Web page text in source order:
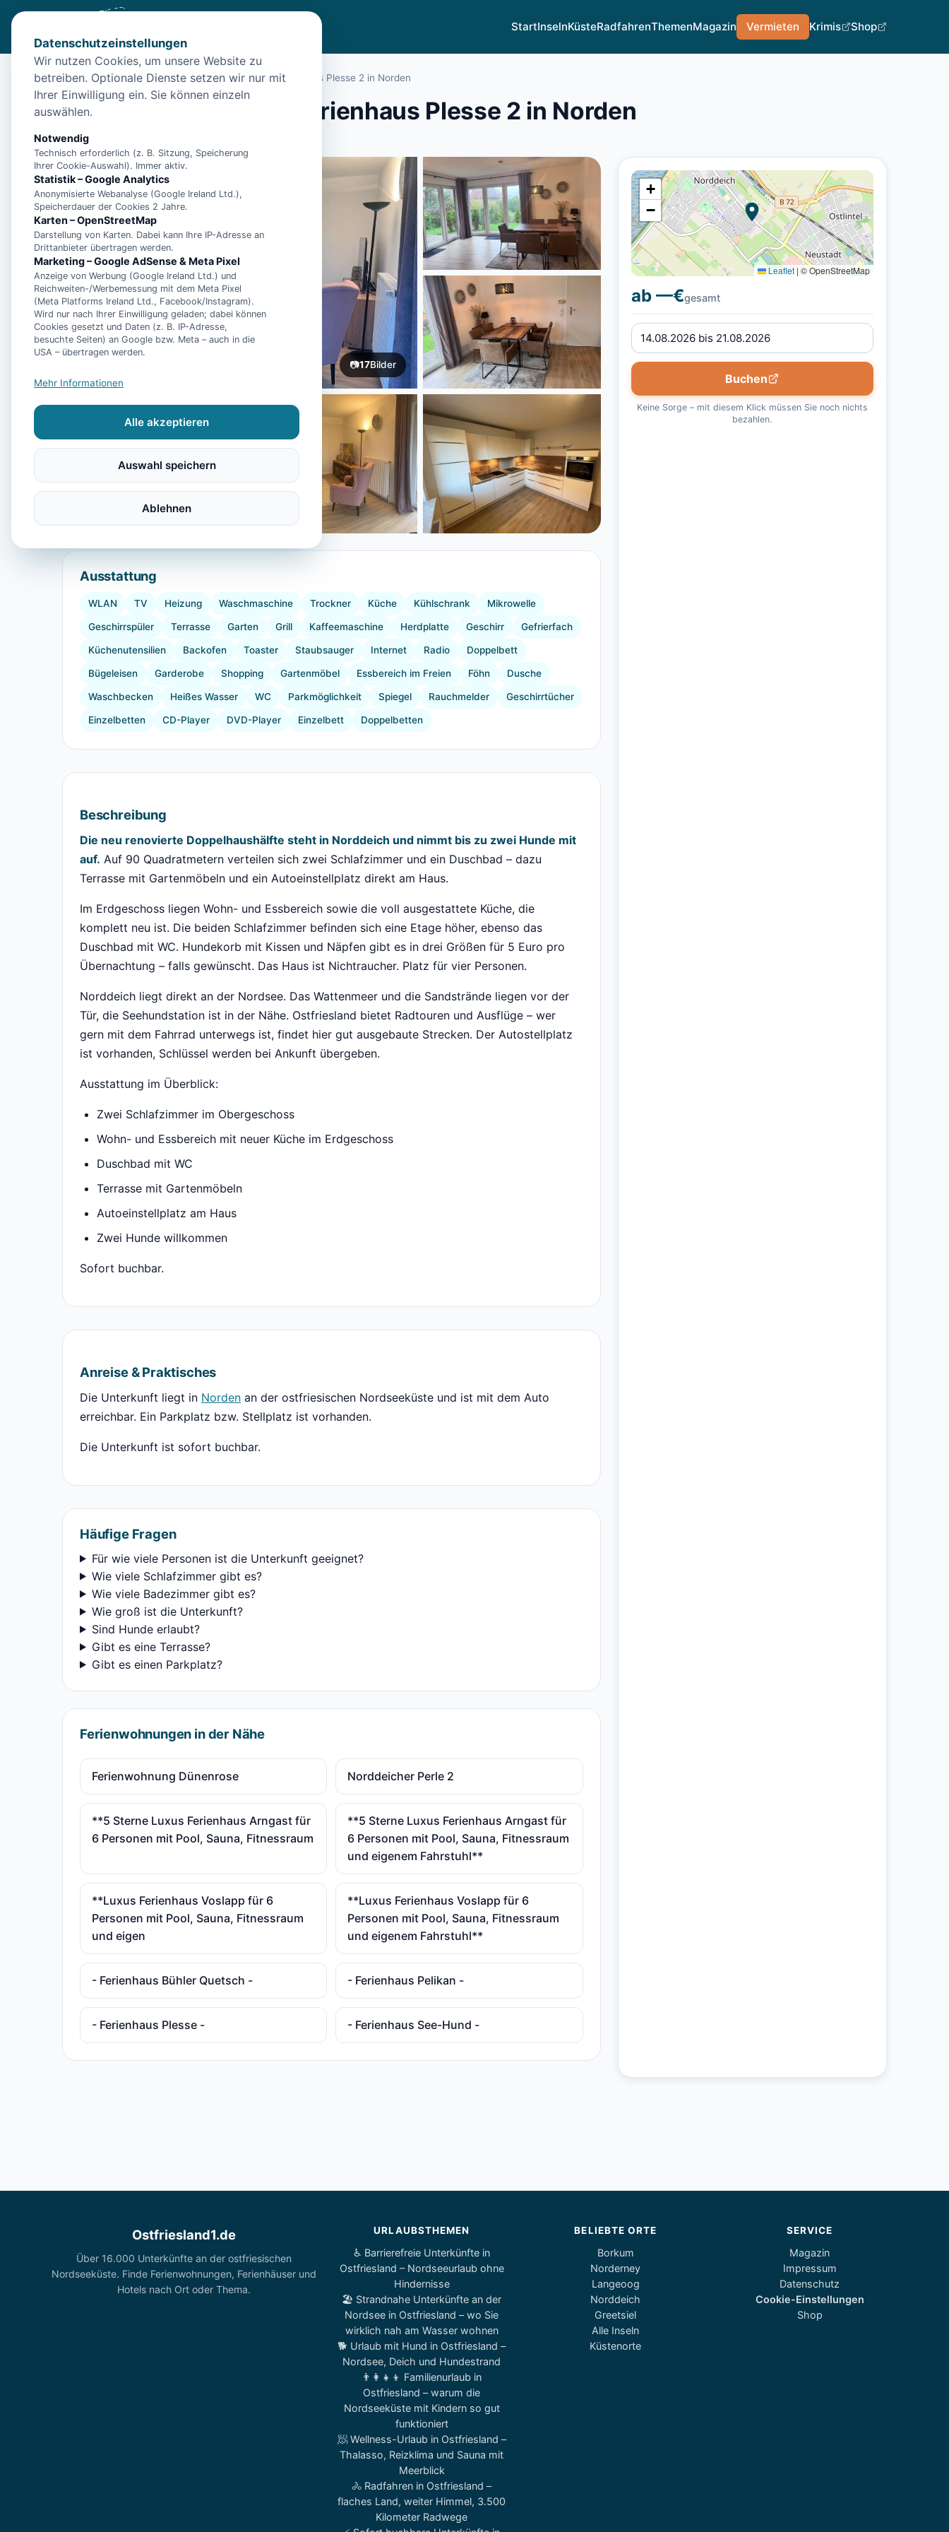
StartInselnKüsteRadfahrenThemenMagazin Vermieten Krimis Shop
Start Unterkünfte Norden/Hunde willkommen: Ferienhaus Plesse 2 in Norden
Hunde willkommen: Ferienhaus Plesse 2 in Norden
26506 Norden
📷17Bilder
Ausstattung
WLAN TV Heizung Waschmaschine Trockner Küche Kühlschrank Mikrowelle
Geschirrspüler Terrasse Garten Grill Kaffeemaschine Herdplatte Geschirr Gefrierfach
Küchenutensilien Backofen Toaster Staubsauger Internet Radio Doppelbett
Bügeleisen Garderobe Shopping Gartenmöbel Essbereich im Freien Föhn Dusche
Waschbecken Heißes Wasser WC Parkmöglichkeit Spiegel Rauchmelder Geschirrtücher
Einzelbetten CD-Player DVD-Player Einzelbett Doppelbetten
Beschreibung
Die neu renovierte Doppelhaushälfte steht in Norddeich und nimmt bis zu zwei Hunde mit
auf. Auf 90 Quadratmetern verteilen sich zwei Schlafzimmer und ein Duschbad – dazu
Terrasse mit Gartenmöbeln und ein Autoeinstellplatz direkt am Haus.
Im Erdgeschoss liegen Wohn- und Essbereich sowie die voll ausgestattete Küche, die
komplett neu ist. Die beiden Schlafzimmer befinden sich eine Etage höher, ebenso das
Duschbad mit WC. Hundekorb mit Kissen und Näpfen gibt es in drei Größen für 5 Euro pro
Übernachtung – falls gewünscht. Das Haus ist Nichtraucher. Platz für vier Personen.
Norddeich liegt direkt an der Nordsee. Das Wattenmeer und die Sandstrände liegen vor der
Tür, die Seehundstation ist in der Nähe. Ostfriesland bietet Radtouren und Ausflüge – wer
gern mit dem Fahrrad unterwegs ist, findet hier gut ausgebaute Strecken. Der Autostellplatz
ist vorhanden, Schlüssel werden bei Ankunft übergeben.
Ausstattung im Überblick:
Zwei Schlafzimmer im Obergeschoss
Wohn- und Essbereich mit neuer Küche im Erdgeschoss
Duschbad mit WC
Terrasse mit Gartenmöbeln
Autoeinstellplatz am Haus
Zwei Hunde willkommen
Sofort buchbar.
Anreise & Praktisches
Die Unterkunft liegt in Norden an der ostfriesischen Nordseeküste und ist mit dem Auto
erreichbar. Ein Parkplatz bzw. Stellplatz ist vorhanden.
Die Unterkunft ist sofort buchbar.
Häufige Fragen
Für wie viele Personen ist die Unterkunft geeignet?
Wie viele Schlafzimmer gibt es?
Wie viele Badezimmer gibt es?
Wie groß ist die Unterkunft?
Sind Hunde erlaubt?
Gibt es eine Terrasse?
Gibt es einen Parkplatz?
Ferienwohnungen in der Nähe
Ferienwohnung Dünenrose Norddeicher Perle 2
**5 Sterne Luxus Ferienhaus Arngast für
6 Personen mit Pool, Sauna, Fitnessraum
**5 Sterne Luxus Ferienhaus Arngast für
6 Personen mit Pool, Sauna, Fitnessraum
und eigenem Fahrstuhl**
**Luxus Ferienhaus Voslapp für 6
Personen mit Pool, Sauna, Fitnessraum
und eigen
**Luxus Ferienhaus Voslapp für 6
Personen mit Pool, Sauna, Fitnessraum
und eigenem Fahrstuhl**
- Ferienhaus Bühler Quetsch - - Ferienhaus Pelikan -
- Ferienhaus Plesse - - Ferienhaus See-Hund -
+
−
Leaflet | © OpenStreetMap
ab —€gesamt
Buchen
Keine Sorge – mit diesem Klick müssen Sie noch nichts
bezahlen.
Ostfriesland1.de
Über 16.000 Unterkünfte an der ostfriesischen
Nordseeküste. Finde Ferienwohnungen, Ferienhäuser und
Hotels nach Ort oder Thema.
URLAUBSTHEMEN
♿ Barrierefreie Unterkünfte in
Ostfriesland – Nordseeurlaub ohne
Hindernisse
🏖️ Strandnahe Unterkünfte an der
Nordsee in Ostfriesland – wo Sie
wirklich nah am Wasser wohnen
🐕 Urlaub mit Hund in Ostfriesland –
Nordsee, Deich und Hundestrand
👨‍👩‍👧‍👦 Familienurlaub in
Ostfriesland – warum die
Nordseeküste mit Kindern so gut
funktioniert
🧖 Wellness-Urlaub in Ostfriesland –
Thalasso, Reizklima und Sauna mit
Meerblick
🚴 Radfahren in Ostfriesland –
flaches Land, weiter Himmel, 3.500
Kilometer Radwege
BELIEBTE ORTE
Borkum
Norderney
Langeoog
Norddeich
Greetsiel
Alle Inseln
Küstenorte
SERVICE
Magazin
Impressum
Datenschutz
Cookie-Einstellungen
Shop
Datenschutzeinstellungen
Wir nutzen Cookies, um unsere Website zu
betreiben. Optionale Dienste setzen wir nur mit
Ihrer Einwilligung ein. Sie können einzeln
auswählen.
Notwendig
Technisch erforderlich (z. B. Sitzung, Speicherung
Ihrer Cookie-Auswahl). Immer aktiv.
Statistik – Google Analytics
Anonymisierte Webanalyse (Google Ireland Ltd.),
Speicherdauer der Cookies 2 Jahre.
Karten – OpenStreetMap
Darstellung von Karten. Dabei kann Ihre IP-Adresse an
Drittanbieter übertragen werden.
Marketing – Google AdSense & Meta Pixel
Anzeige von Werbung (Google Ireland Ltd.) und
Reichweiten-/Werbemessung mit dem Meta Pixel
(Meta Platforms Ireland Ltd., Facebook/Instagram).
Wird nur nach Ihrer Einwilligung geladen; dabei können
Cookies gesetzt und Daten (z. B. IP-Adresse,
besuchte Seiten) an Google bzw. Meta – auch in die
USA – übertragen werden.
Mehr Informationen
Alle akzeptieren
Auswahl speichern
Ablehnen